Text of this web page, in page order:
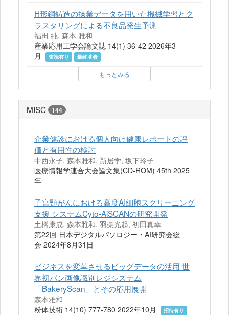
H形鋼鋳造の操業データを用いた機械学習とク
ラスタリングによる不良品発生予測
福田 純, 森本 雅和
産業応用工学会論文誌 14(1) 36-42 2026年3
月
査読有り 最終著者
もっとみる
MISC 144
企業健診における個人向け健康レポートの評
価と有用性の検討
中西永子, 森本雅和, 新居学, 坂下玲子
医療情報学連合大会論文集(CD-ROM) 45th 2025
年
子宮頸がんにおける高度AI細胞スクリーニング
支援 システムCyto-AiSCANの研究開発
土橋康成, 森本雅和, 羽柴光起, 初田真幸
第22回 日本デジタルパソロジー・AI研究会総
会 2024年8月31日
ビジネスを変革させるビッグデータの活用 世
界初パン画像識別レジシステム
「BakeryScan」とその応用展開
森本雅和
粉体技術 14(10) 777-780 2022年10月
招待有り